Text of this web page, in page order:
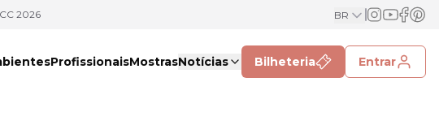
2026 BR
ProfissionaisMostrasNotícias Bilheteria Entrar